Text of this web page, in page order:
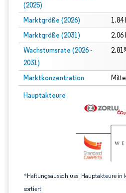
(2025)
Marktgröße (2026) 1.84
Marktgröße (2031) 2.06
Wachstumsrate (2026 -
2031)
Marktkonzentration Mittel
Hauptakteure
*Haftungsausschluss: Hauptakteure in
sortiert
Bild © Mordor Intelligence.